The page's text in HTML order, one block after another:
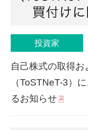
投資家
自己株式の取得お
（ToSTNeT-3）
るお知らせ